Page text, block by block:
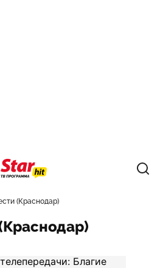
(Краснодар)